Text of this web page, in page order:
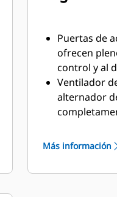
Puertas de
ofrecen
control y al
Ventilador
alternador
de aceite y a
cerradura
Más información